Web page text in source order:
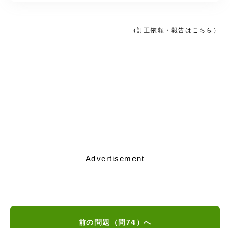
（訂正依頼・報告はこちら）
Advertisement
前の問題（問74）へ